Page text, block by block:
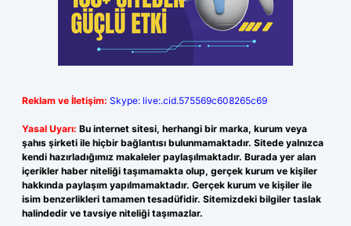
Reklam ve İletişim: Skype: live:.cid.575569c608265c69
Yasal Uyarı: Bu internet sitesi, herhangi bir marka, kurum veya
şahıs şirketi ile hiçbir bağlantısı bulunmamaktadır. Sitede yalnızca
kendi hazırladığımız makaleler paylaşılmaktadır. Burada yer alan
içerikler haber niteliği taşımamakta olup, gerçek kurum ve kişiler
hakkında paylaşım yapılmamaktadır. Gerçek kurum ve kişiler ile
isim benzerlikleri tamamen tesadüfidir. Sitemizdeki bilgiler taslak
halindedir ve tavsiye niteliği taşımazlar.